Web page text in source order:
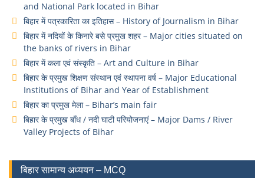
and National Park located in Bihar
बिहार में पत्रकारिता का इतिहास – History of Journalism in Bihar
बिहार में नदियों के किनारे बसे प्रमुख शहर – Major cities situated on
the banks of rivers in Bihar
बिहार में कला एवं संस्कृति – Art and Culture in Bihar
बिहार के प्रमुख शिक्षण संस्थान एवं स्थापना वर्ष – Major Educational
Institutions of Bihar and Year of Establishment
बिहार का प्रमुख मेला – Bihar’s main fair
बिहार के प्रमुख बाँध / नदी घाटी परियोजनाएं – Major Dams / River
Valley Projects of Bihar
बिहार सामान्य अध्ययन – MCQ